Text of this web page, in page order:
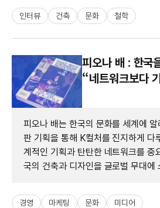
인터뷰 건축 문화 철학
피오나 배 : 한국
“네트워크보다
피오나 배는 한국의 문화를 세계에
판 기획을 통해 K컬처를 진지하게 다
계적인 기획과 탄탄한 네트워크를 중
국의 건축과 디자인을 글로벌 무대에
경영 마케팅 문화 미디어